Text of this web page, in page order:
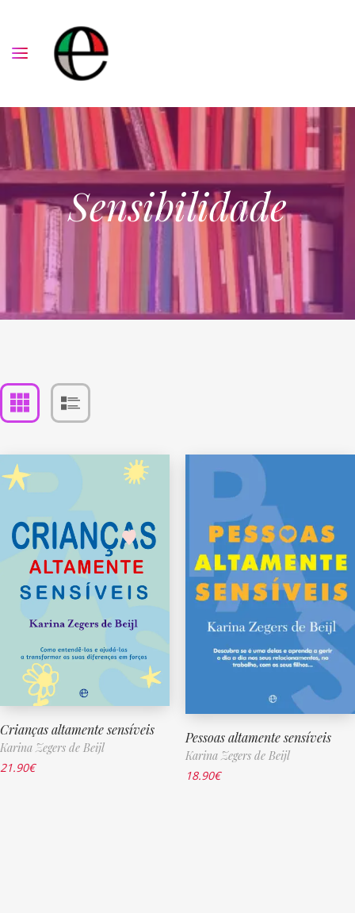
Sensibilidade
Crianças altamente sensíveis
Karina Zegers de Beijl
21.90€
Pessoas altamente sensíveis
Karina Zegers de Beijl
18.90€